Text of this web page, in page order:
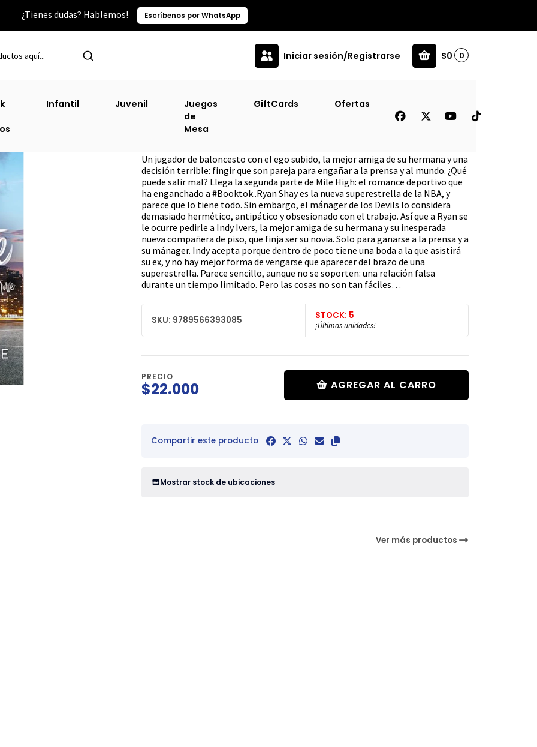
¿Tienes dudas? Hablemos! Escríbenos por WhatsApp
Iniciar sesión/Registrarse $0 0
Infantil Juvenil
Juegos
de
Mesa
GiftCards Ofertas
Jugando Fuerte
Un jugador de baloncesto con el ego subido, la mejor amiga de su hermana y una
decisión terrible: fingir que son pareja para engañar a la prensa y al mundo. ¿Qué
puede salir mal? Llega la segunda parte de Mile High: el romance deportivo que
ha enganchado a #Booktok..Ryan Shay es la nueva superestrella de la NBA, y
parece que lo tiene todo. Sin embargo, el mánager de los Devils lo considera
demasiado hermético, antipático y obsesionado con el trabajo. Así que a Ryan se
le ocurre pedirle a Indy Ivers, la mejor amiga de su hermana y su inesperada
nueva compañera de piso, que finja ser su novia. Solo para ganarse a la prensa y a
su mánager. Indy acepta porque dentro de poco tiene una boda a la que asistirá
su ex, y no hay mejor forma de vengarse que aparecer del brazo de una
superestrella. Parece sencillo, aunque no se soporten: una relación falsa
durante un tiempo limitado. Pero las cosas no son tan fáciles…
SKU: 9789566393085 STOCK: 5
¡Últimas unidades!
PRECIO
$22.000 AGREGAR AL CARRO
Compartir este producto
Mostrar stock de ubicaciones
Ver más productos